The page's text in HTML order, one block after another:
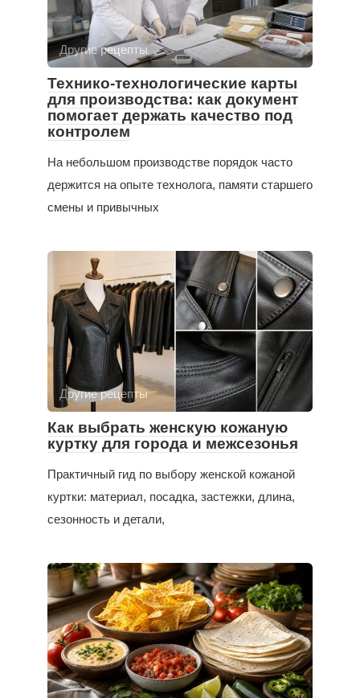
Другие рецепты
Технико-технологические карты
для производства: как документ
помогает держать качество под
контролем
На небольшом производстве порядок часто
держится на опыте технолога, памяти старшего
смены и привычных
Другие рецепты
Как выбрать женскую кожаную
куртку для города и межсезонья
Практичный гид по выбору женской кожаной
куртки: материал, посадка, застежки, длина,
сезонность и детали,